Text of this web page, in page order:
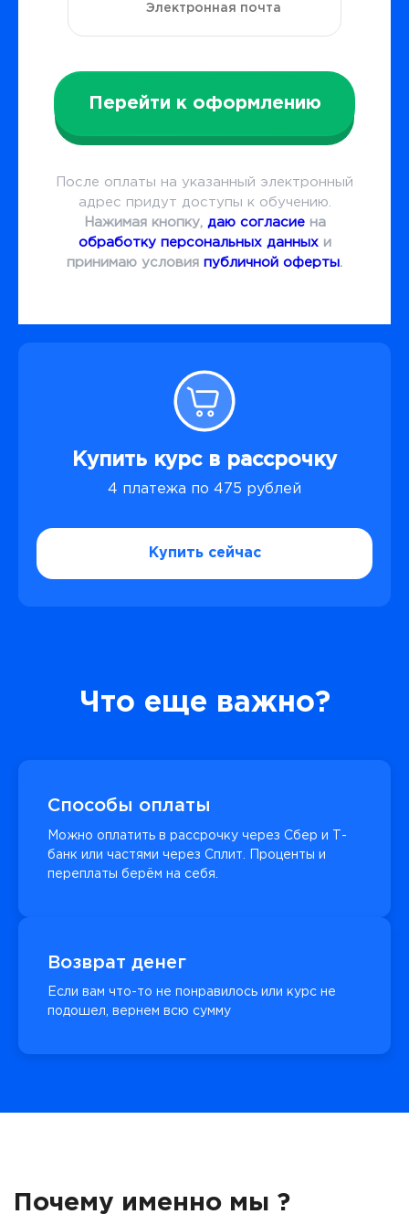
Перейти к оформлению
После оплаты на указанный электронный
адрес придут доступы к обучению.
Нажимая кнопку, даю согласиена
обработку персональных данныхи
принимаю условия публичной оферты.
Купить курс в рассрочку
4 платежа по 475 рублей
Купить сейчас
Что еще важно?
Способы оплаты
Можно оплатить в рассрочку через Сбер и Т-
банк или частями через Сплит. Проценты и
переплаты берём на себя.
Возврат денег
Если вам что-то не понравилось или курс не
подошел, вернем всю сумму
Почему именно мы ?